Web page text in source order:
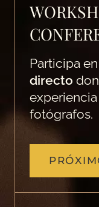
Participa en
directo
fotógrafos.